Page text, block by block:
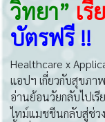
วิทยา” เ
บัตรฟรี !!
Healthcare x
แอปฯ เกี่ยวกับสุขภ
อ่านย้อนวัยกลับไปเรี
ไทม์แมชชีนกลับสู่ช่วง